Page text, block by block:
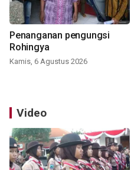
Penanganan pengungsi
Rohingya
Kamis, 6 Agustus 2026
Video